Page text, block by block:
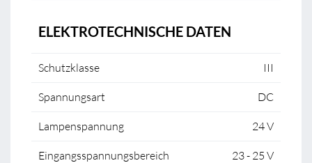
ELEKTROTECHNISCHE DATEN
Schutzklasse III
Spannungsart DC
Lampenspannung 24 V
Eingangsspannungsbereich 23 - 25 V